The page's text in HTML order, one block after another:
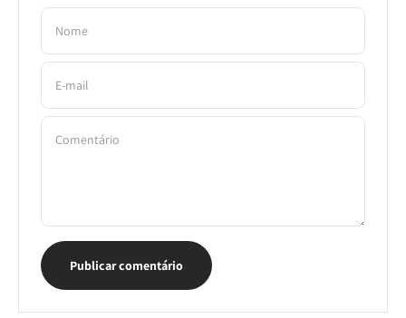
Nome
E-mail
Comentário
Publicar comentário